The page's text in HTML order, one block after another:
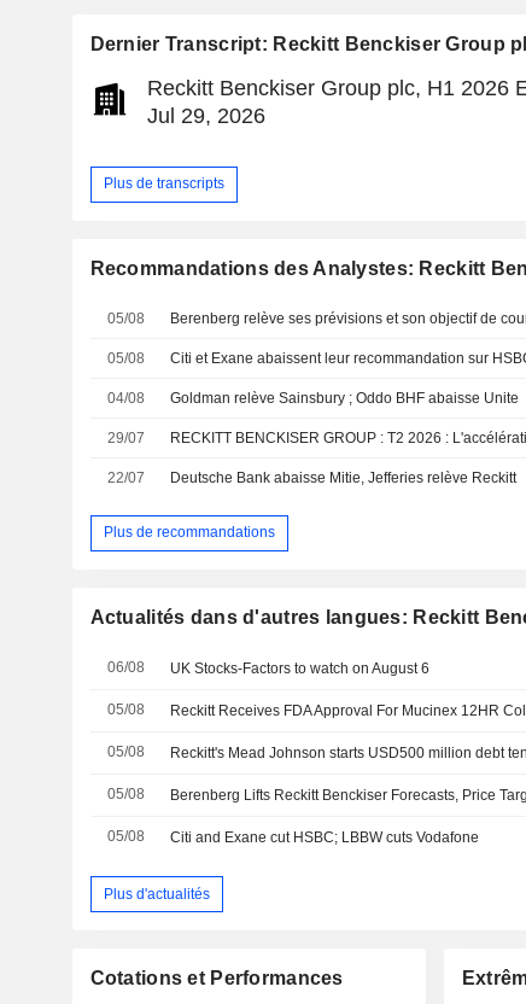
Dernier Transcript: Reckitt Benckiser Group
Reckitt Benckiser Group plc, H1 2026
Jul 29, 2026
Plus de transcripts
Recommandations des Analystes: Reckitt
05/08
05/08
04/08 Goldman relève Sainsbury ; Oddo BHF abaisse Unite
29/07
22/07 Deutsche Bank abaisse Mitie, Jefferies relève Reckitt
Plus de recommandations
Actualités dans d'autres langues: Reckitt
06/08 UK Stocks-Factors to watch on August 6
05/08 Reckitt Receives FDA Approval For Mucinex 12HR
05/08 Reckitt's Mead Johnson starts USD500 million debt
05/08
05/08 Citi and Exane cut HSBC; LBBW cuts Vodafone
Plus d'actualités
Cotations et Performances